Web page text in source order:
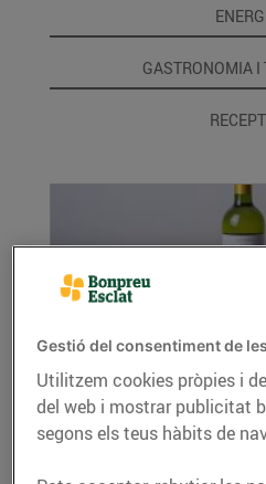
GASTRONOMIA I
Ous de guatlla
formatge de cabra
Gestió del consentiment de
Utilitzem cookies pròpies i
del web i mostrar publicitat
segons els teus hàbits de